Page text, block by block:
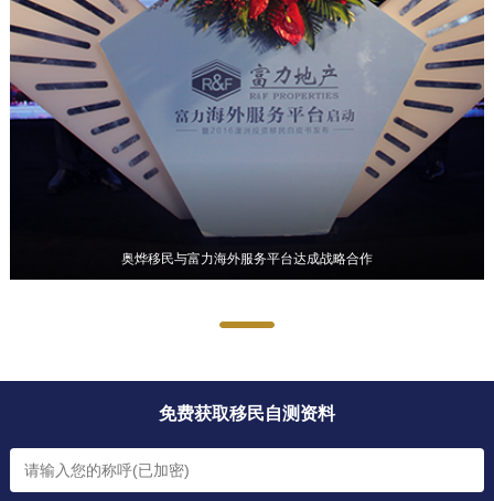
奥烨移民与富力海外服务平台达成战略合作
奥烨移民在广东建行总部举办移民宣讲会
2017年与中信证券联合举办全球资产配置峰会
2018参加APEC展会并发表演讲
免费获取移民自测资料